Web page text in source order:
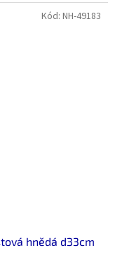
hnědá d33cm
Kód: NH-49183